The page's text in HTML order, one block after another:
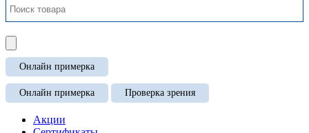
Онлайн примерка
Онлайн примерка Проверка зрения
Акции